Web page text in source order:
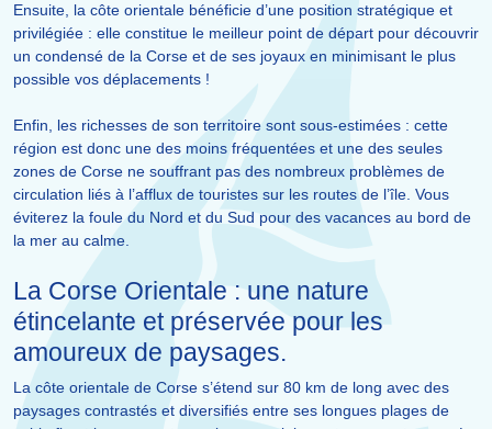
Ensuite, la côte orientale bénéficie d’une position stratégique et
privilégiée : elle constitue le meilleur point de départ pour découvrir
un condensé de la Corse et de ses joyaux en minimisant le plus
possible vos déplacements !
Enfin, les richesses de son territoire sont sous-estimées : cette
région est donc une des moins fréquentées et une des seules
zones de Corse ne souffrant pas des nombreux problèmes de
circulation liés à l’afflux de touristes sur les routes de l’île. Vous
éviterez la foule du Nord et du Sud pour des vacances au bord de
la mer au calme.
La Corse Orientale : une nature
étincelante et préservée pour les
amoureux de paysages.
La côte orientale de Corse s’étend sur 80 km de long avec des
paysages contrastés et diversifiés entre ses longues plages de